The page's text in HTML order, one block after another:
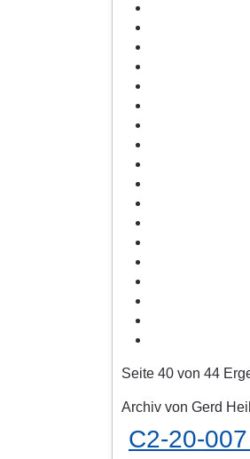
Seite 40 von 44
Archiv von Gerd
C2-20-